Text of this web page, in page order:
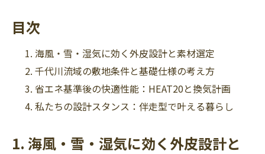
目次
海風・雪・湿気に効く外皮設計と素材選定
千代川流域の敷地条件と基礎仕様の考え方
省エネ基準後の快適性能：HEAT20と換気計画
私たちの設計スタンス：伴走型で叶える暮らし
1. 海風・雪・湿気に効く外皮設計と